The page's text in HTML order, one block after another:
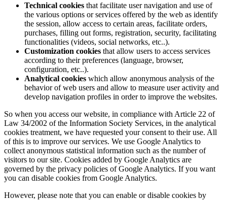
Technical cookies that facilitate user navigation and use of
the various options or services offered by the web as identify
the session, allow access to certain areas, facilitate orders,
purchases, filling out forms, registration, security, facilitating
functionalities (videos, social networks, etc..).
Customization cookies that allow users to access services
according to their preferences (language, browser,
configuration, etc..).
Analytical cookies which allow anonymous analysis of the
behavior of web users and allow to measure user activity and
develop navigation profiles in order to improve the websites.
So when you access our website, in compliance with Article 22 of
Law 34/2002 of the Information Society Services, in the analytical
cookies treatment, we have requested your consent to their use. All
of this is to improve our services. We use Google Analytics to
collect anonymous statistical information such as the number of
visitors to our site. Cookies added by Google Analytics are
governed by the privacy policies of Google Analytics. If you want
you can disable cookies from Google Analytics.
However, please note that you can enable or disable cookies by